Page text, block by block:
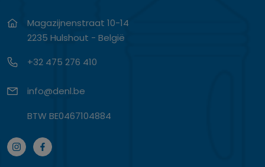
Magazijnenstraat 10-14
2235 Hulshout - België
+32 475 276 410
info@denl.be
BTW BE0467104884